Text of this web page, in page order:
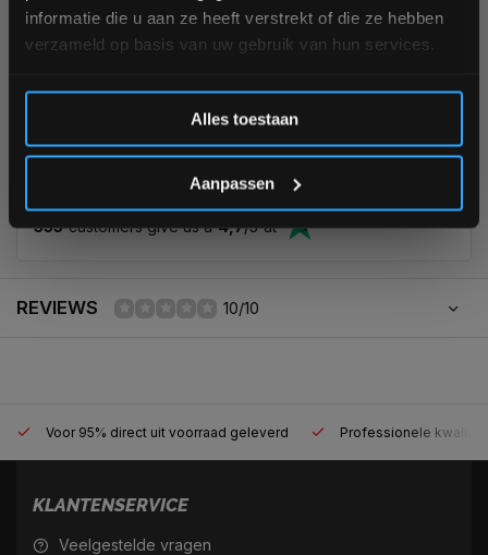
informatie die u aan ze heeft verstrekt of die ze hebben
verzameld op basis van uw gebruik van hun services.
Alles toestaan
Aanpassen
KUNNEN WE HELPEN?
+31 (0)24 645 1309
355 customers give us a 4,7/5 at
REVIEWS 10/10
Voor 95% direct uit voorraad geleverd Professionele
KLANTENSERVICE
Veelgestelde vragen
Inschrijven
*Verzendkosten vallen buiten de korting